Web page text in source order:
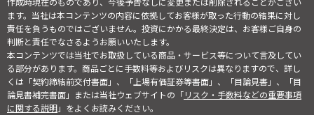
ます。当社は本コンテンツの内容に依拠してお客様が取った行動の結果に対し
責任を負うものではございません。投資にかかる最終決定は、お客様ご自身の
判断と責任でなさるようお願いいたします。
本コンテンツでは当社でお取扱している商品・サービス等について言及してい
る部分があります。商品ごとに手数料等およびリスクは異なりますので、詳し
くは「契約締結前交付書面」、「上場有価証券等書面」、「目論見書」、「目
論見書補完書面」または当社ウェブサイトの「リスク・手数料などの重要事項
に関する説明」をよくお読みください。